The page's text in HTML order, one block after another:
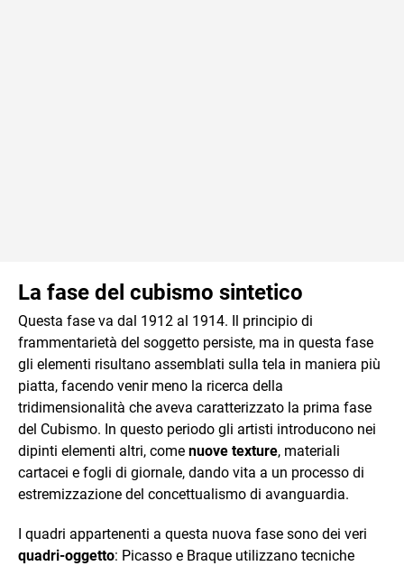
La fase del cubismo sintetico
Questa fase va dal 1912 al 1914. Il principio di
frammentarietà del soggetto persiste, ma in questa fase
gli elementi risultano assemblati sulla tela in maniera più
piatta, facendo venir meno la ricerca della
tridimensionalità che aveva caratterizzato la prima fase
del Cubismo. In questo periodo gli artisti introducono nei
dipinti elementi altri, come nuove texture, materiali
cartacei e fogli di giornale, dando vita a un processo di
estremizzazione del concettualismo di avanguardia.
I quadri appartenenti a questa nuova fase sono dei veri
quadri-oggetto: Picasso e Braque utilizzano tecniche